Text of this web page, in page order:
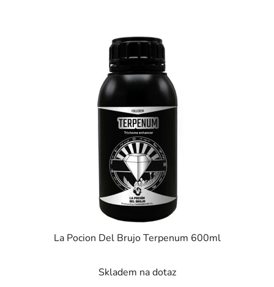
La Pocion Del Brujo Terpenum 600ml
Skladem na dotaz